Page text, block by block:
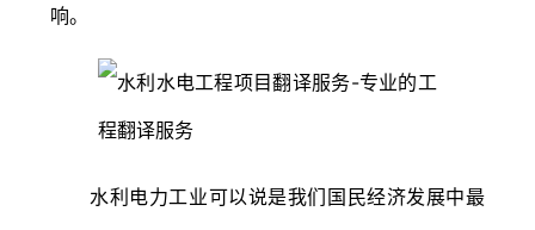
响。
水利电力工业可以说是我们国民经济发展中最